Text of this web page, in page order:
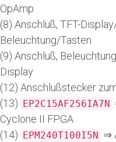
OpAmp
(8) Anschluß, TFT-
Beleuchtung/Tasten
(9) Anschluß,
Display
(12) Anschlußstecker
(13) EP2C15AF256IA7N
Cyclone II FPGA
(14) EPM240T100I5N ⇒